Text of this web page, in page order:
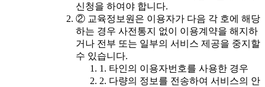
신청을 하여야 합니다.
② 교육정보원은 이용자가 다음 각 호에 해당
하는 경우 사전통지 없이 이용계약을 해지하
거나 전부 또는 일부의 서비스 제공을 중지할
수 있습니다.
1. 타인의 이용자번호를 사용한 경우
2. 다량의 정보를 전송하여 서비스의 안